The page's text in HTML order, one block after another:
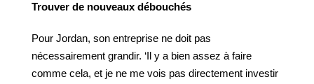
Trouver de nouveaux débouchés
Pour Jordan, son entreprise ne doit pas
nécessairement grandir. ‘Il y a bien assez à faire
comme cela, et je ne me vois pas directement investir